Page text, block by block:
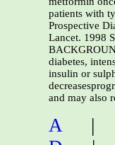
patients with
Prospective
Lancet. 1998
diabetes,
insulin or
and may also
A |